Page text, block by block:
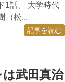
1話。 大学時代
（松...
記事を読む
武田真治